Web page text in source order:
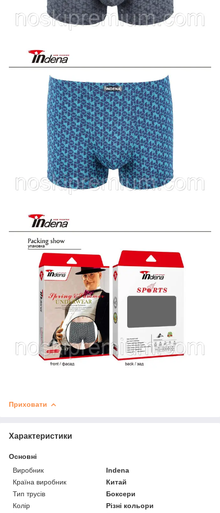
Приховати
Характеристики
Основні
Виробник
Indena
Країна виробник
Китай
Тип трусів
Боксери
Колір
Різні кольори